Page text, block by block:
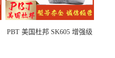
PBT 美国杜邦 SK605 增强级